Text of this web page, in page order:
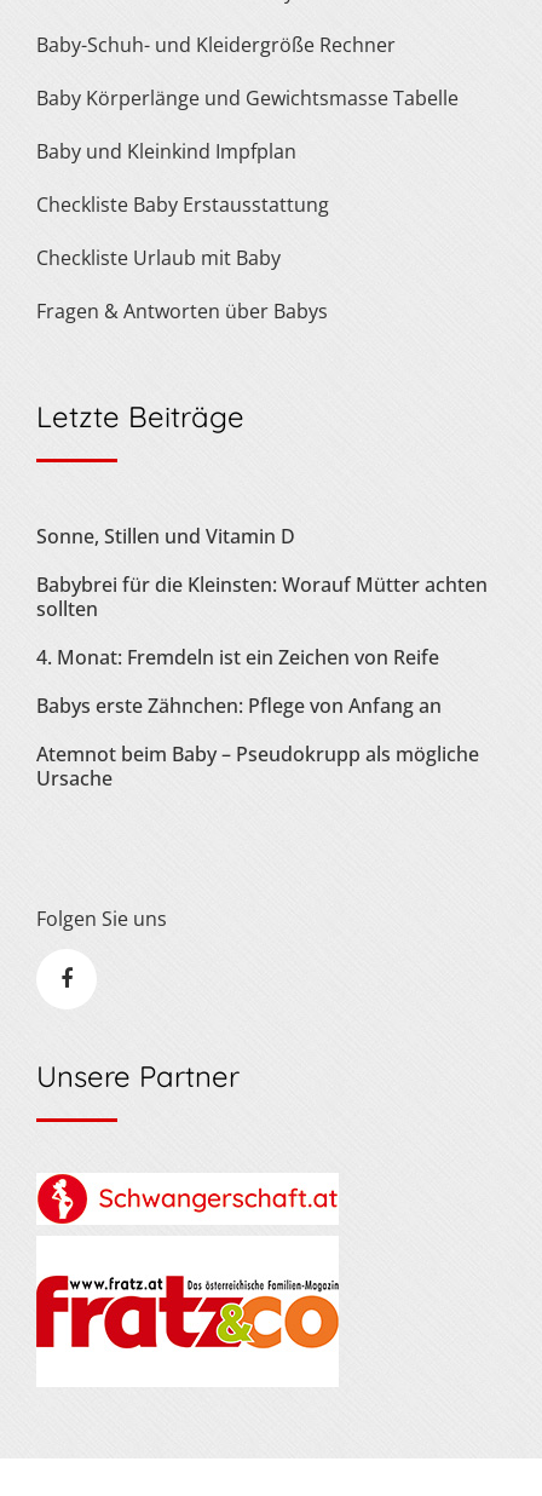
Baby-Schuh- und Kleidergröße Rechner
Baby Körperlänge und Gewichtsmasse Tabelle
Baby und Kleinkind Impfplan
Checkliste Baby Erstausstattung
Checkliste Urlaub mit Baby
Fragen & Antworten über Babys
Letzte Beiträge
Sonne, Stillen und Vitamin D
Babybrei für die Kleinsten: Worauf Mütter achten
sollten
4. Monat: Fremdeln ist ein Zeichen von Reife
Babys erste Zähnchen: Pflege von Anfang an
Atemnot beim Baby – Pseudokrupp als mögliche
Ursache
Folgen Sie uns
Unsere Partner